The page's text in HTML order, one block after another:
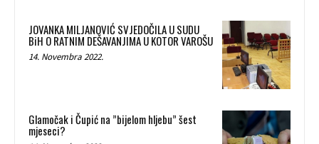
JOVANKA MILJANOVIĆ SVJEDOČILA U SUDU
BiH O RATNIM DEŠAVANJIMA U KOTOR VAROŠU
14. Novembra 2022.
Glamočak i Čupić na ”bijelom hljebu” šest
mjeseci?